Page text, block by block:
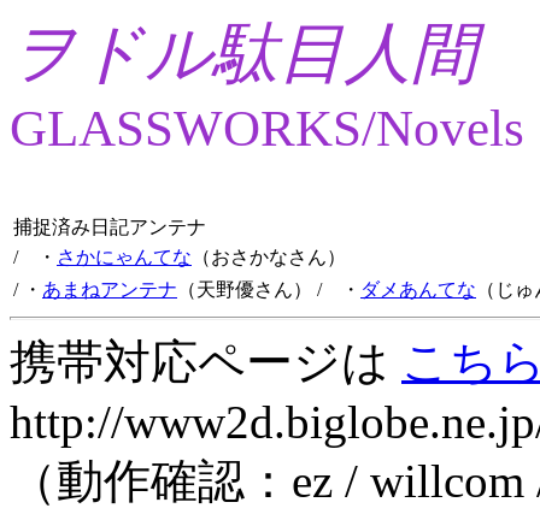
ヲドル駄目人間
GLASSWORKS/Novels
捕捉済み日記アンテナ
/ ・ さかにゃんてな （おさかなさん）
/ ・ あまねアンテナ （天野優さん） / ・ ダメあんてな （じ
携帯対応ページは こち
http://
（動作確認：ez /